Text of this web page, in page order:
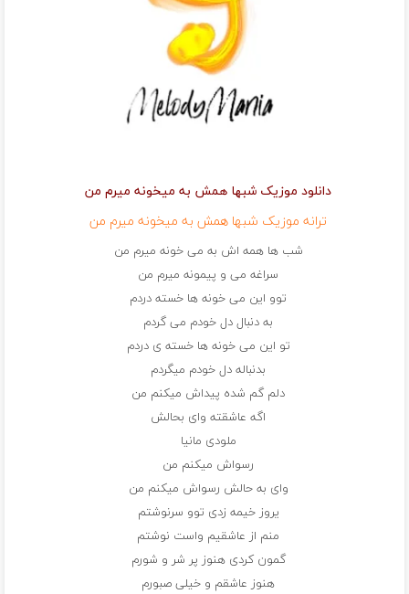
دانلود موزیک شبها همش به میخونه میرم من
ترانه موزیک شبها همش به میخونه میرم من
شب ها همه اش به می خونه میرم من
سراغه می و پیمونه میرم من
توو این می خونه ها خسته دردم
به دنبال دل خودم می گردم
تو این می خونه ها خسته ی دردم
بدنباله دل خودم میگردم
دلم گم شده پیداش میکنم من
اگه عاشقته وای بحالش
ملودی مانیا
رسواش میکنم من
وای به حالش رسواش میکنم من
یروز خیمه زدی توو سرنوشتم
منم از عاشقیم واست نوشتم
گمون کردی هنوز پر شر و شورم
هنوز عاشقم و خیلی صبورم